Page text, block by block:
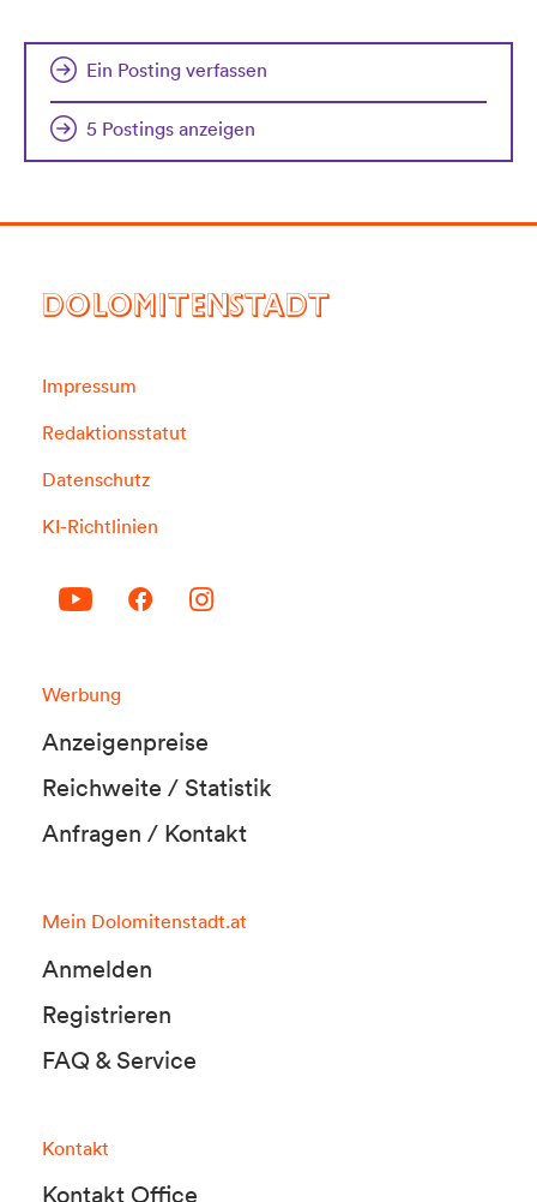
Ein Posting verfassen
5 Postings anzeigen
DOLOMITENSTADT
Impressum
Redaktionsstatut
Datenschutz
KI-Richtlinien
Werbung
Anzeigenpreise
Reichweite / Statistik
Anfragen / Kontakt
Mein Dolomitenstadt.at
Anmelden
Registrieren
FAQ & Service
Kontakt
Kontakt Office